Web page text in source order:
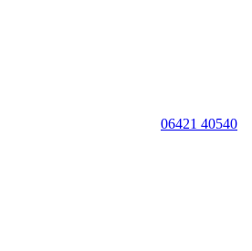
06421 40540